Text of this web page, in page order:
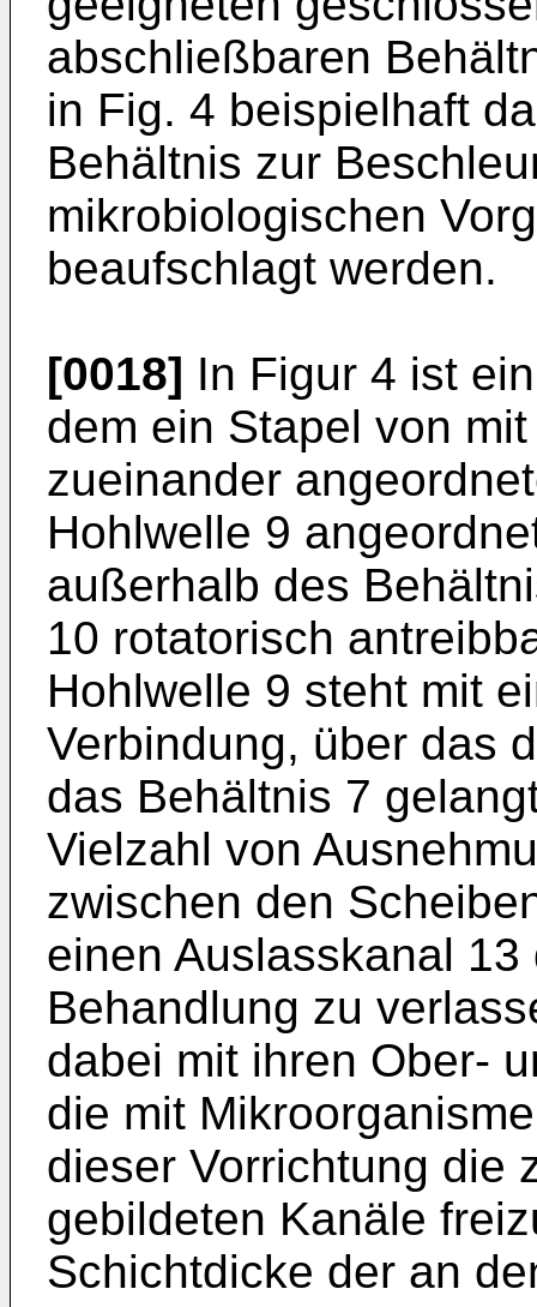
abschließbaren
in Fig. 4 beispielhaft
Behältnis zur
mikrobiologischen
beaufschlagt werden.
[0018] In Figur 4 ist
dem ein Stapel von
zueinander
Hohlwelle 9
außerhalb des
10 rotatorisch
Hohlwelle 9 steht mit
Verbindung, über das
das Behältnis 7
Vielzahl von
zwischen den
einen Auslasskanal
Behandlung zu
dabei mit ihren Ober-
die mit
dieser Vorrichtung die
gebildeten Kanäle
Schichtdicke der an